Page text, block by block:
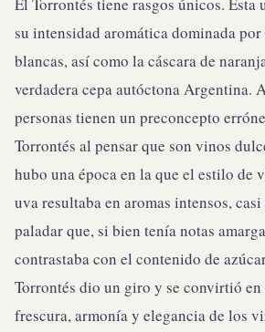
El Torrontés tiene rasgos únicos. Esta
su intensidad aromática dominada
blancas, así como la cáscara de
verdadera cepa autóctona Argentina.
personas tienen un preconcepto
Torrontés al pensar que son vinos
hubo una época en la que el estilo de
uva resultaba en aromas intensos,
paladar que, si bien tenía notas
contrastaba con el contenido de
Torrontés dio un giro y se convirtió en
frescura, armonía y elegancia de los